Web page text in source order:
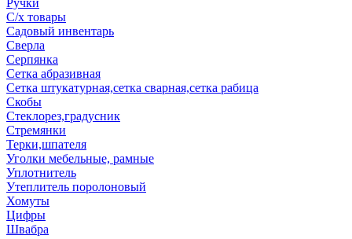
Ручки
С/х товары
Садовый инвентарь
Сверла
Серпянка
Сетка абразивная
Сетка штукатурная,сетка сварная,сетка рабица
Скобы
Стеклорез,градусник
Стремянки
Терки,шпателя
Уголки мебельные, рамные
Уплотнитель
Утеплитель поролоновый
Хомуты
Цифры
Швабра